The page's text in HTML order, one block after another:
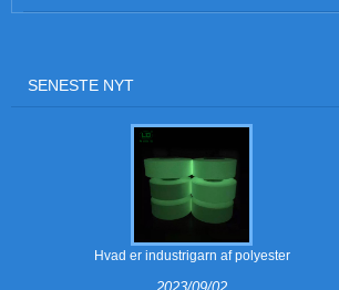
SENESTE NYT
Hvad er industrigarn af polyester